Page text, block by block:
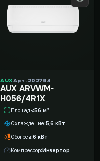
AUXАрт. 202794
AUX ARVWM-
H056/4R1X
Площадь 56 м²
Охлаждение 5,6 кВт
Обогрев 6 кВт
Компрессор Инвертор